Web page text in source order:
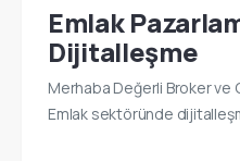
Emlak
Dijitalleşme
Merhaba Değerli Broker ve
Emlak sektöründe